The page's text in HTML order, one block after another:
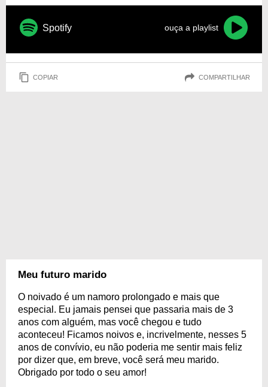
Spotify ouça a playlist
COPIAR COMPARTILHAR
Meu futuro marido
O noivado é um namoro prolongado e mais que
especial. Eu jamais pensei que passaria mais de 3
anos com alguém, mas você chegou e tudo
aconteceu! Ficamos noivos e, incrivelmente, nesses 5
anos de convívio, eu não poderia me sentir mais feliz
por dizer que, em breve, você será meu marido.
Obrigado por todo o seu amor!